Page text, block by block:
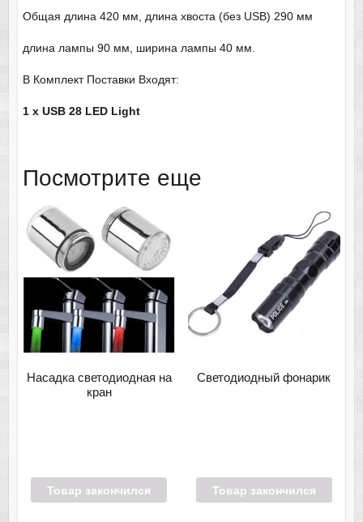
Общая длина 420 мм, длина хвоста (без USB) 290 мм
длина лампы 90 мм, ширина лампы 40 мм.
В Комплект Поставки Входят:
1 х USB 28 LED Light
Посмотрите еще
Насадка светодиодная на
кран
Товар закончился
Светодиодный фонарик
Товар закончился